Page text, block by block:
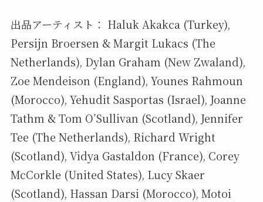
出品アーティスト： Haluk Akakca (Turkey),
Persijn Broersen & Margit Lukacs (The
Netherlands), Dylan Graham (New Zwaland),
Zoe Mendeison (England), Younes Rahmoun
(Morocco), Yehudit Sasportas (Israel), Joanne
Tathm & Tom O’Sullivan (Scotland), Jennifer
Tee (The Netherlands), Richard Wright
(Scotland), Vidya Gastaldon (France), Corey
McCorkle (United States), Lucy Skaer
(Scotland), Hassan Darsi (Morocco), Motoi